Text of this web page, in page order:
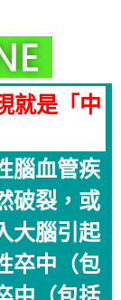
就是「中
腦血管疾
破裂，或
大腦引起
卒中（包